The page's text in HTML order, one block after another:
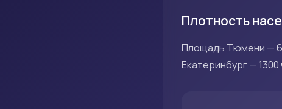
Плотность
Площадь Тюмени —
Екатеринбург —